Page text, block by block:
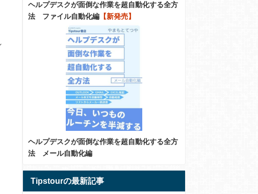
ヘルプデスクが面倒な作業を超自動化する全方
法 ファイル自動化編 【新発売】
ヘルプデスクが面倒な作業を超自動化する全方
法 メール自動化編
Tipstourの最新記事